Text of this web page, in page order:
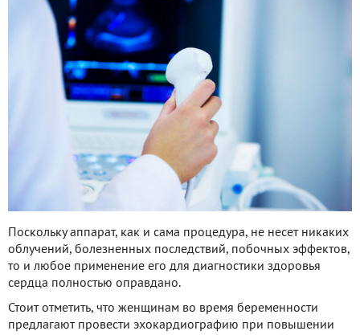
Поскольку аппарат, как и сама процедура, не несет никаких
облучений, болезненных последствий, побочных эффектов,
то и любое применение его для диагностики здоровья
сердца полностью оправдано.
Стоит отметить, что женщинам во время беременности
предлагают провести эхокардиографию при повышении